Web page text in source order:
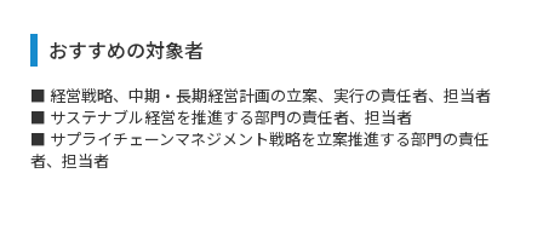
おすすめの対象者
■ 経営戦略、中期・長期経営計画の立案、実行の責任者、担当者
■ サステナブル経営を推進する部門の責任者、担当者
■ サプライチェーンマネジメント戦略を立案推進する部門の責任
者、担当者